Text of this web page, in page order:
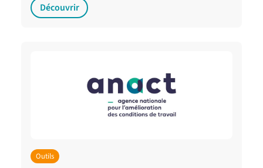
Découvrir
Outils